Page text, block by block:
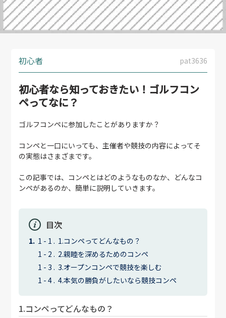
初心者 pat3636
初心者なら知っておきたい！ゴルフコン
ペってなに？
ゴルフコンペに参加したことがありますか？
コンペと一口にいっても、主催者や競技の内容によってそ
の実態はさまざまです。
この記事では、コンペとはどのようなものなか、どんなコ
ンペがあるのか、簡単に説明していきます。
目次
1.コンペってどんなもの？
2.親睦を深めるためのコンペ
3.オープンコンペで競技を楽しむ
4.本気の勝負がしたいなら競技コンペ
1.コンペってどんなもの？